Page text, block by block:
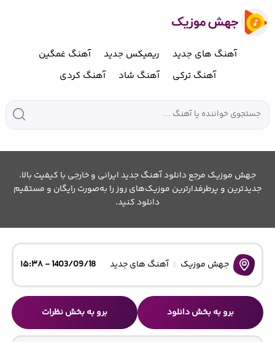
آهنگ های جدید ریمیکس جدید
آهنگ غمگین
آهنگ ترکی
آهنگ شاد آهنگ کردی
جهش موزیک مرجع دانلود آهنگ جدید ایرانی و خارجی با کیفیت بالا.
جدیدترین و پرطرفدارترین موزیک‌های روز را به‌صورت رایگان و مستقیم
دانلود کنید.
جهش موزیک آهنگ های جدید 1403/09/18 - ۱۵:۳۸
برو به بخش دانلود برو به بخش نظرات